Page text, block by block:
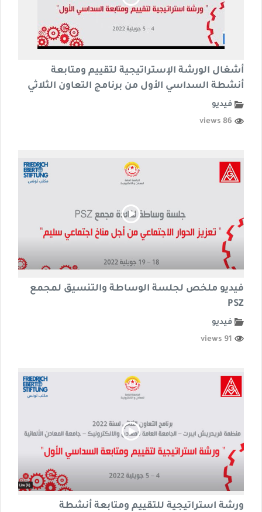
أشغال الورشة الإستراتيجية لتقييم ومتابعة
أنشطة السداسي الأول من برنامج التعاون الثلاثي
فيديو
فيديو ملخص لجلسة الوساطة والتنسيق لمجمع
PSZ
فيديو
ورشة استراتيجية للتقييم ومتابعة أنشطة